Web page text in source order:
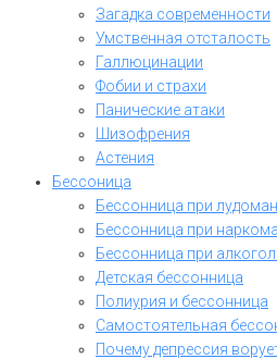
Загадка современности
Умственная отсталость
Галлюцинации
Фобии и страхи
Панические атаки
Шизофрения
Астения
Бессоница
Бессонница при
Бессонница при
Бессонница при
Детская бессонница
Полиурия и бессонница
Самостоятельная
Почему депрессия